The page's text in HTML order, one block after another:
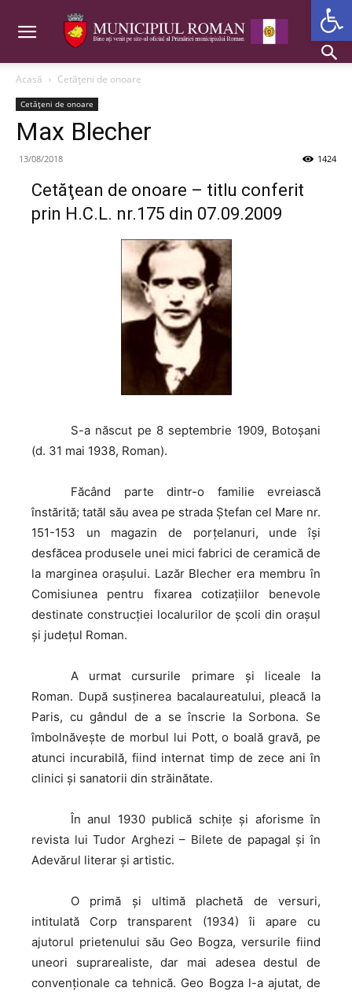
Acasă Cetăţeni de onoare
Cetăţeni de onoare
Max Blecher
13/08/2018 1424
Cetăţean de onoare – titlu conferit
prin H.C.L. nr.175 din 07.09.2009
S-a născut pe 8 septembrie 1909, Botoşani
(d. 31 mai 1938, Roman).
Făcând parte dintr-o familie evreiască
înstărită; tatăl său avea pe strada Ştefan cel Mare nr.
151-153 un magazin de porţelanuri, unde îşi
desfăcea produsele unei mici fabrici de ceramică de
la marginea oraşului. Lazăr Blecher era membru în
Comisiunea pentru fixarea cotizaţiilor benevole
destinate construcţiei localurilor de şcoli din oraşul
şi judeţul Roman.
A urmat cursurile primare şi liceale la
Roman. După susţinerea bacalaureatului, pleacă la
Paris, cu gândul de a se înscrie la Sorbona. Se
îmbolnăveşte de morbul lui Pott, o boală gravă, pe
atunci incurabilă, fiind internat timp de zece ani în
clinici şi sanatorii din străinătate.
În anul 1930 publică schiţe şi aforisme în
revista lui Tudor Arghezi – Bilete de papagal şi în
Adevărul literar şi artistic.
O primă şi ultimă plachetă de versuri,
intitulată Corp transparent (1934) îi apare cu
ajutorul prietenului său Geo Bogza, versurile fiind
uneori suprarealiste, dar mai adesea destul de
convenţionale ca tehnică. Geo Bogza l-a ajutat, de